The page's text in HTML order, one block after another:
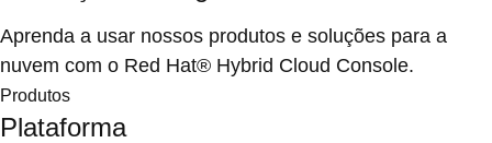
Aprenda a usar nossos produtos e soluções para a
nuvem com o Red Hat® Hybrid Cloud Console.
Produtos
Plataforma